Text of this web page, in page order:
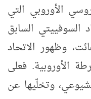
الأوروبي التي
السوفييتي السابق
وظهور الاتحاد
الأوروبية. فعلى
وتخلّيها عن